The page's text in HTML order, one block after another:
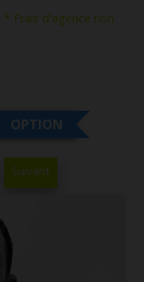
* Frais d'agence non
OPTION
Suivant